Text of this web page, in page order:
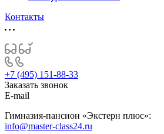
Контакты
+7 (495) 151-88-33
Заказать звонок
E-mail
Гимназия-пансион «Экстерн плюс»:
info@master-class24.ru